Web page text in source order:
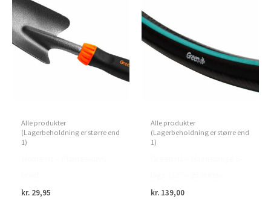
Alle produkter
(Lagerbeholdning er større end
1)
kr. 29,95
Alle produkter
(Lagerbeholdning er større end
1)
kr. 139,00